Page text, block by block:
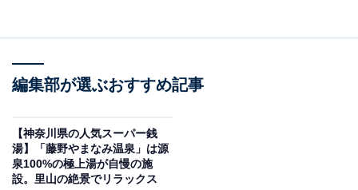
編集部が選ぶおすすめ記事
【神奈川県の人気スーパー銭
湯】「藤野やまなみ温泉」は源
泉100%の極上湯が自慢の施
設。里山の絶景でリラックス